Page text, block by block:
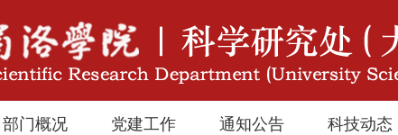
部门概况 党建工作 通知公告 科技动态